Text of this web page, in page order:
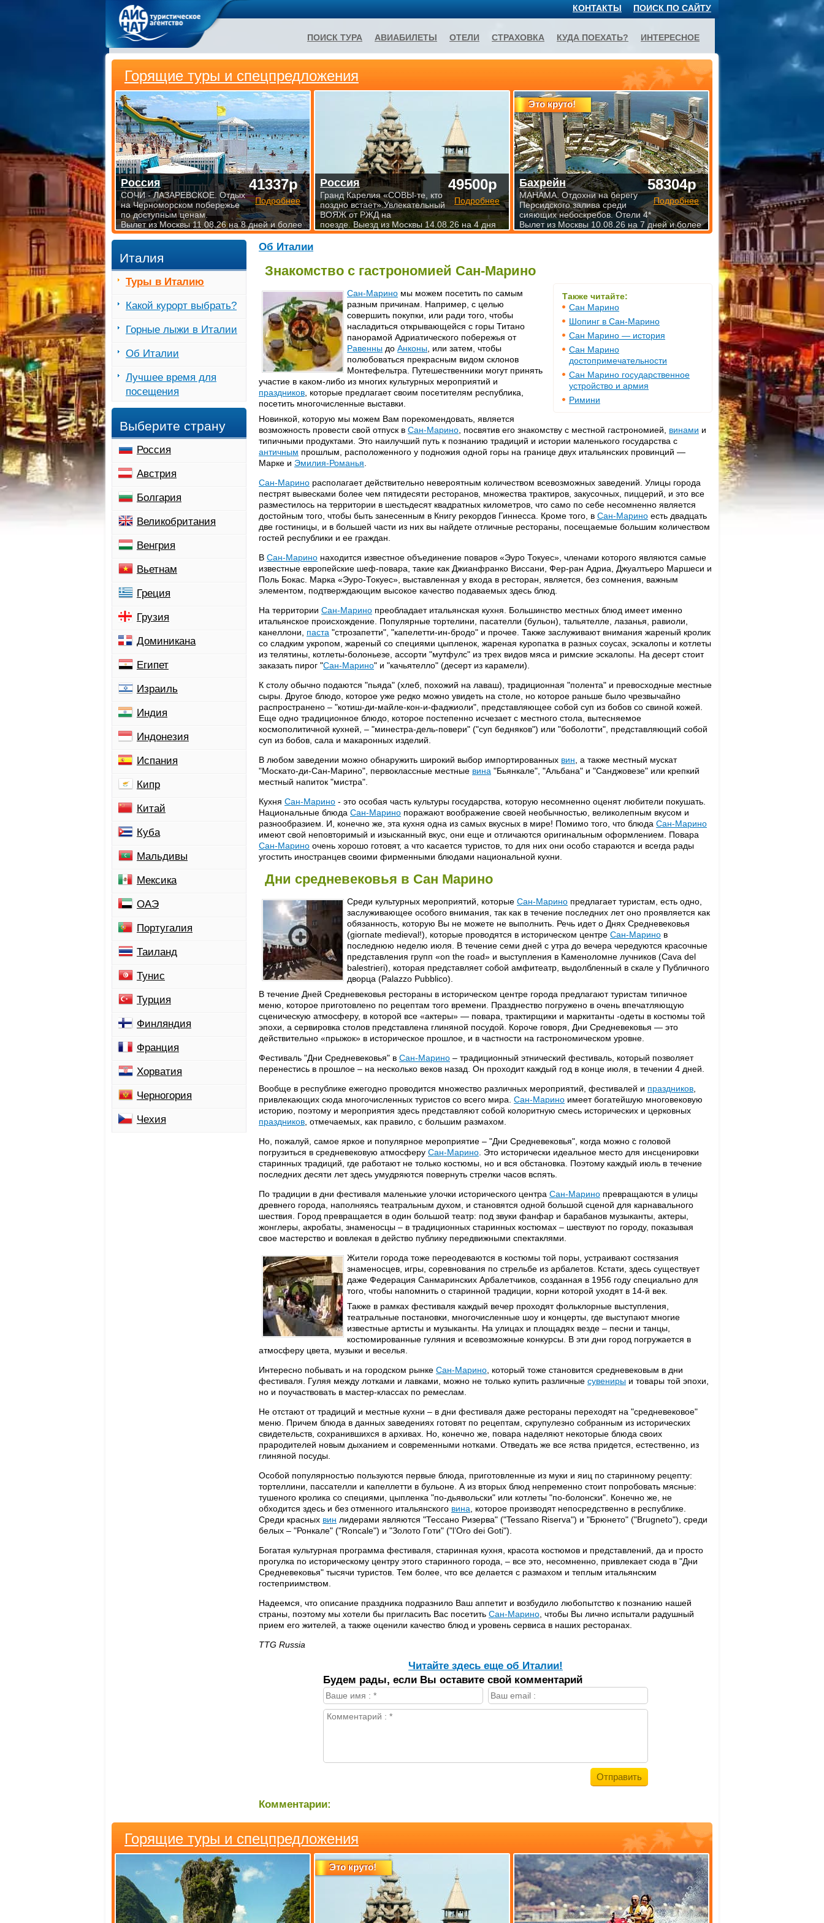
Об Италии
Знакомство с гастрономией Сан-Марино
Также читайте:
Сан Марино
Шопинг в Cан-Марино
Сан Марино — история
Сан Марино
достопримечательности
Сан Марино государственное
устройство и армия
Римини
Сан-Марино мы можем посетить по самым
разным причинам. Например, с целью
совершить покупки, или ради того, чтобы
насладиться открывающейся с горы Титано
панорамой Адриатического побережья от
Равенны до Анконы , или затем, чтобы
полюбоваться прекрасным видом склонов
Монтефельтра. Путешественники могут принять
участие в каком-либо из многих культурных мероприятий и
праздников , которые предлагает своим посетителям республика,
посетить многочисленные выставки.
Новинкой, которую мы можем Вам порекомендовать, является
возможность провести свой отпуск в Сан-Марино , посвятив его знакомству с местной гастрономией, винами и
типичными продуктами. Это наилучший путь к познанию традиций и истории маленького государства с
античным прошлым, расположенного у подножия одной горы на границе двух итальянских провинций —
Марке и Эмилия-Романья
Сан-Марино располагает действительно невероятным количеством всевозможных заведений. Улицы города
пестрят вывесками более чем пятидесяти ресторанов, множества трактиров, закусочных, пиццерий, и это все
разместилось на территории в шестьдесят квадратных километров, что само по себе несомненно является
достойным того, чтобы быть занесенным в Книгу рекордов Гиннесса. Кроме того, в Сан-Марино есть двадцать
две гостиницы, и в большей части из них вы найдете отличные рестораны, посещаемые большим количеством
гостей республики и ее граждан.
В Сан-Марино находится известное объединение поваров «Эуро Токуес», членами которого являются самые
известные европейские шеф-повара, такие как Джианфранко Виссани, Фер-ран Адриа, Джуалтьеро Маршеси и
Поль Бокас. Марка «Эуро-Токуес», выставленная у входа в ресторан, является, без сомнения, важным
элементом, подтверждающим высокое качество подаваемых здесь блюд.
На территории Сан-Марино преобладает итальянская кухня. Большинство местных блюд имеет именно
итальянское происхождение. Популярные тортелини, пасателли (бульон), тальятелле, лазанья, равиоли,
канеллони, паста "строзапетти", "капелетти-ин-бродо" и прочее. Также заслуживают внимания жареный кролик
со сладким укропом, жареный со специями цыпленок, жареная куропатка в разных соусах, эскалопы и котлеты
из телятины, котлеты-болоньезе, ассорти "мутфулс" из трех видов мяса и римские эскалопы. На десерт стоит
заказать пирог "Сан-Марино" и "качьятелло" (десерт из карамели).
К столу обычно подаются "пьяда" (хлеб, похожий на лаваш), традиционная "полента" и превосходные местные
сыры. Другое блюдо, которое уже редко можно увидеть на столе, но которое раньше было чрезвычайно
распространено – "котиш-ди-майле-кон-и-фаджиоли", представляющее собой суп из бобов со свиной кожей.
Еще одно традиционное блюдо, которое постепенно исчезает с местного стола, вытесняемое
космополитичной кухней, – "минестра-дель-повери" ("суп бедняков") или "боболотти", представляющий собой
суп из бобов, сала и макаронных изделий.
В любом заведении можно обнаружить широкий выбор импортированных вин , а также местный мускат
"Москато-ди-Сан-Марино", первоклассные местные вина "Бьянкале", "Альбана" и "Санджовезе" или крепкий
местный напиток "мистра".
Кухня Сан-Марино - это особая часть культуры государства, которую несомненно оценят любители покушать.
Национальные блюда Сан-Марино поражают воображение своей необычностью, великолепным вкусом и
разнообразием. И, конечно же, эта кухня одна из самых вкусных в мире! Помимо того, что блюда Сан-Марино
имеют свой неповторимый и изысканный вкус, они еще и отличаются оригинальным оформлением. Повара
Сан-Марино очень хорошо готовят, а что касается туристов, то для них они особо стараются и всегда рады
угостить иностранцев своими фирменными блюдами национальной кухни.
Дни средневековья в Сан Марино
Среди культурных мероприятий, которые Сан-Марино предлагает туристам, есть одно,
заслуживающее особого внимания, так как в течение последних лет оно проявляется как
обязанность, которую Вы не можете не выполнить. Речь идет о Днях Средневековья
(giornate medieval!), которые проводятся в историческом центре Сан-Марино в
последнюю неделю июля. В течение семи дней с утра до вечера чередуются красочные
представления групп «on the road» и выступления в Каменоломне лучников (Cava del
balestrieri), которая представляет собой амфитеатр, выдолбленный в скале у Публичного
дворца (Palazzo Pubblico).
В течение Дней Средневековья рестораны в историческом центре города предлагают туристам типичное
меню, которое приготовлено по рецептам того времени. Празднество погружено в очень впечатляющую
сценическую атмосферу, в которой все «актеры» — повара, трактирщики и маркитанты -одеты в костюмы той
эпохи, а сервировка столов представлена глиняной посудой. Короче говоря, Дни Средневековья — это
действительно «прыжок» в историческое прошлое, и в частности на гастрономическом уровне.
Фестиваль "Дни Средневековья" в Сан-Марино – традиционный этнический фестиваль, который позволяет
перенестись в прошлое – на несколько веков назад. Он проходит каждый год в конце июля, в течении 4 дней.
Вообще в республике ежегодно проводится множество различных мероприятий, фестивалей и праздников
привлекающих сюда многочисленных туристов со всего мира. Сан-Марино имеет богатейшую многовековую
историю, поэтому и мероприятия здесь представляют собой колоритную смесь исторических и церковных
праздников , отмечаемых, как правило, с большим размахом.
Но, пожалуй, самое яркое и популярное мероприятие – "Дни Средневековья", когда можно с головой
погрузиться в средневековую атмосферу Сан-Марино . Это исторически идеальное место для инсценировки
старинных традиций, где работают не только костюмы, но и вся обстановка. Поэтому каждый июль в течение
последних десяти лет здесь умудряются повернуть стрелки часов вспять.
По традиции в дни фестиваля маленькие улочки исторического центра Сан-Марино превращаются в улицы
древнего города, наполняясь театральным духом, и становятся одной большой сценой для карнавального
шествия. Город превращается в один большой театр: под звуки фанфар и барабанов музыканты, актеры,
жонглеры, акробаты, знаменосцы – в традиционных старинных костюмах – шествуют по городу, показывая
свое мастерство и вовлекая в действо публику передвижными спектаклями.
Жители города тоже переодеваются в костюмы той поры, устраивают состязания
знаменосцев, игры, соревнования по стрельбе из арбалетов. Кстати, здесь существует
даже Федерация Санмаринских Арбалетчиков, созданная в 1956 году специально для
того, чтобы напомнить о старинной традиции, корни которой уходят в 14-й век.
Также в рамках фестиваля каждый вечер проходят фольклорные выступления,
театральные постановки, многочисленные шоу и концерты, где выступают многие
известные артисты и музыканты. На улицах и площадях везде – песни и танцы,
костюмированные гуляния и всевозможные конкурсы. В эти дни город погружается в
атмосферу цвета, музыки и веселья.
Интересно побывать и на городском рынке Сан-Марино , который тоже становится средневековым в дни
фестиваля. Гуляя между лотками и лавками, можно не только купить различные сувениры и товары той эпохи,
но и поучаствовать в мастер-классах по ремеслам.
Не отстают от традиций и местные кухни – в дни фестиваля даже рестораны переходят на "средневековое"
меню. Причем блюда в данных заведениях готовят по рецептам, скрупулезно собранным из исторических
свидетельств, сохранившихся в архивах. Но, конечно же, повара наделяют некоторые блюда своих
прародителей новым дыханием и современными нотками. Отведать же все яства придется, естественно, из
глиняной посуды.
Особой популярностью пользуются первые блюда, приготовленные из муки и яиц по старинному рецепту:
тортеллини, пассателли и капеллетти в бульоне. А из вторых блюд непременно стоит попробовать мясные:
тушеного кролика со специями, цыпленка "по-дьявольски" или котлеты "по-болонски". Конечно же, не
обходится здесь и без отменного итальянского вина , которое производят непосредственно в республике.
Среди красных вин лидерами являются "Тессано Ризерва" ("Tessano Riserva") и "Брюнето" ("Brugneto"), среди
белых – "Ронкале" ("Roncale") и "Золото Готи" ("l’Oro dei Goti").
Богатая культурная программа фестиваля, старинная кухня, красота костюмов и представлений, да и просто
прогулка по историческому центру этого старинного города, – все это, несомненно, привлекает сюда в "Дни
Средневековья" тысячи туристов. Тем более, что все делается с размахом и теплым итальянским
гостеприимством.
Надеемся, что описание праздника подразнило Ваш аппетит и возбудило любопытство к познанию нашей
страны, поэтому мы хотели бы пригласить Вас посетить Сан-Марино , чтобы Вы лично испытали радушный
прием его жителей, а также оценили качество блюд и уровень сервиса в наших ресторанах.
TTG Russia
Читайте здесь еще об Италии!
Будем рады, если Вы оставите свой комментарий
Комментарии:
Италия
Туры в Италию
Какой курорт выбрать?
Горные лыжи в Италии
Об Италии
Лучшее время для
посещения
Выберите страну
Россия
Австрия
Болгария
Великобритания
Венгрия
Вьетнам
Греция
Грузия
Доминикана
Египет
Израиль
Индия
Индонезия
Испания
Кипр
Китай
Куба
Мальдивы
Мексика
ОАЭ
Португалия
Таиланд
Тунис
Турция
Финляндия
Франция
Хорватия
Черногория
Чехия
Горящие туры и спецпредложения
Это круто!
Горящие туры и спецпредложения
41337р
Подробнее
Россия
СОЧИ - ЛАЗАРЕВСКОЕ. Отдых
на Черноморском побережье
по доступным ценам.
Вылет из Москвы 11.08.26 на 8 дней и более
49500р
Подробнее
Россия
Гранд Карелия «СОВЫ-те, кто
поздно встает».Увлекательный
ВОЯЖ от РЖД на
поезде. Выезд из Москвы 14.08.26 на 4 дня
Это круто!
58304р
Подробнее
Бахрейн
МАНАМА. Отдохни на берегу
Персидского залива среди
сияющих небоскребов. Отели 4*
Вылет из Москвы 10.08.26 на 7 дней и более
ПОИСК ПО САЙТУ
КОНТАКТЫ
ПОИСК ТУРА АВИАБИЛЕТЫ ОТЕЛИ СТРАХОВКА КУДА ПОЕХАТЬ? ИНТЕРЕСНОЕ